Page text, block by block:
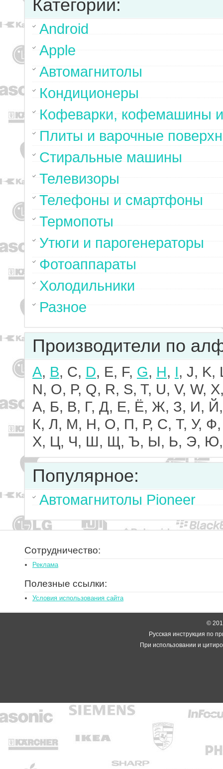
Категории:
Android
Apple
Автомагнитолы
Кондиционеры
Кофеварки, кофемашины
Плиты и варочные
Стиральные машины
Телевизоры
Телефоны и смартфоны
Термопоты
Утюги и парогенераторы
Фотоаппараты
Холодильники
Разное
Производители по
A, B, C, D, E, F, G, H, I, J, K,
N, O, P, Q, R, S, T, U, V, W,
А, Б, В, Г, Д, Е, Ё, Ж, З, И, Й,
К, Л, М, Н, О, П, Р, С, Т, У, Ф,
Х, Ц, Ч, Ш, Щ, Ъ, Ы, Ь, Э,
Популярное:
Автомагнитолы Pioneer
Сотрудничество:
Реклама
Полезные ссылки:
Условия использования сайта
©
Русская инструкция по
При использовании и